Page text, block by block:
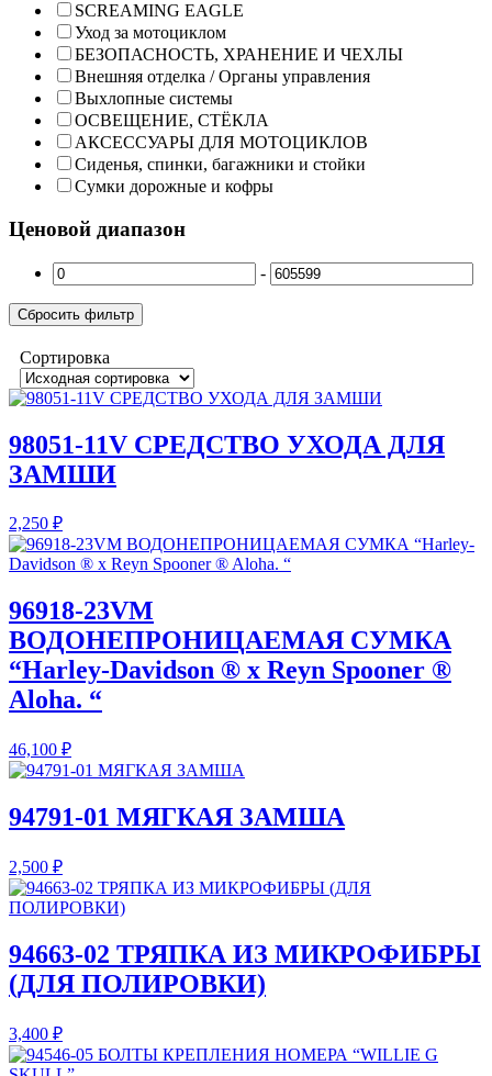
SCREAMING EAGLE
Уход за мотоциклом
БЕЗОПАСНОСТЬ, ХРАНЕНИЕ И ЧЕХЛЫ
Внешняя отделка / Органы управления
Выхлопные системы
ОСВЕЩЕНИЕ, СТЁКЛА
АКСЕССУАРЫ ДЛЯ МОТОЦИКЛОВ
Сиденья, спинки, багажники и стойки
Сумки дорожные и кофры
Ценовой диапазон
-
Сбросить фильтр
Сортировка
98051-11V СРЕДСТВО УХОДА ДЛЯ
ЗАМШИ
2,250 ₽
96918-23VM
ВОДОНЕПРОНИЦАЕМАЯ СУМКА
“Harley-Davidson ® x Reyn Spooner ®
Aloha. “
46,100 ₽
94791-01 МЯГКАЯ ЗАМША
2,500 ₽
94663-02 ТРЯПКА ИЗ МИКРОФИБРЫ
(ДЛЯ ПОЛИРОВКИ)
3,400 ₽